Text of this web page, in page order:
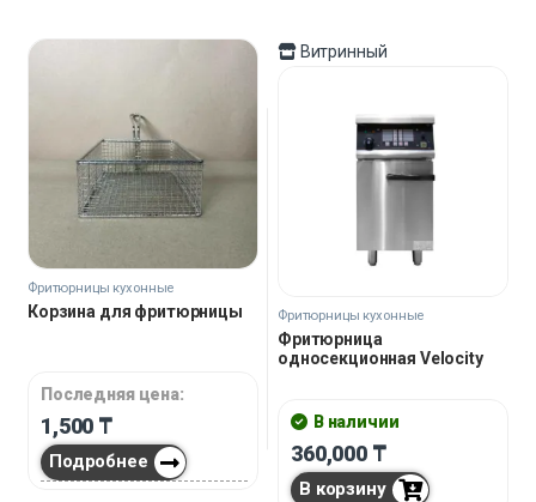
Фритюрницы кухонные
Корзина для фритюрницы
Последняя цена:
1,500 ₸
Подробнее
Витринный
Фритюрницы кухонные
Фритюрница
односекционная Velocity
В наличии
360,000 ₸
В корзину